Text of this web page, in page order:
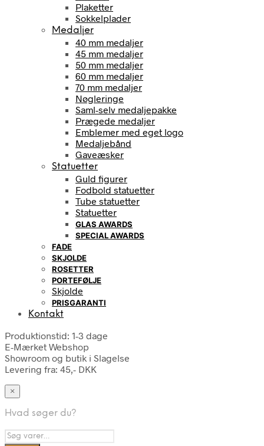
Plaketter
Sokkelplader
Medaljer
40 mm medaljer
45 mm medaljer
50 mm medaljer
60 mm medaljer
70 mm medaljer
Nøgleringe
Saml-selv medaljepakke
Prægede medaljer
Emblemer med eget logo
Medaljebånd
Gaveæsker
Statuetter
Guld figurer
Fodbold statuetter
Tube statuetter
Statuetter
GLAS AWARDS
SPECIAL AWARDS
FADE
SKJOLDE
ROSETTER
PORTEFØLJE
Skjolde
PRISGARANTI
Kontakt
Produktionstid: 1-3 dage
E-Mærket Webshop
Showroom og butik i Slagelse
Levering fra: 45,- DKK
×
Hvad søger du?